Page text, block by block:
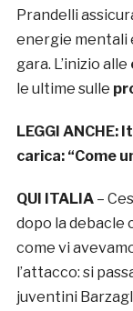
Prandelli
energie mentali
gara. L’inizio alle
le ultime sulle
LEGGI ANCHE:
carica: “Come
QUI ITALIA–
dopo la debacle
come vi
l’attacco: si
juventini